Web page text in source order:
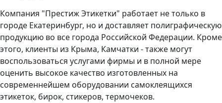
Компания "Престиж Этикетки" работает не только в
городе Екатеринбург, но и доставляет полиграфическую
продукцию во все города Российской Федерации. Кроме
этого, клиенты из Крыма, Камчатки - также могут
воспользоваться услугами фирмы и в полной мере
оценить высокое качество изготовленных на
современнейшем оборудовании самоклеящихся
этикеток, бирок, стикеров, термочеков.